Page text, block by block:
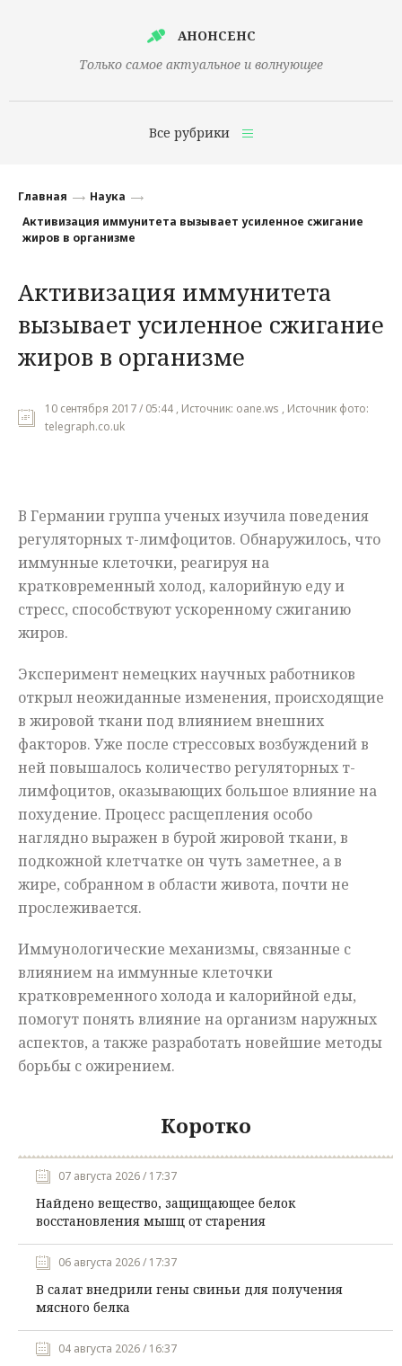
АНОНСЕНС
Только самое актуальное и волнующее
Все рубрики
Финансы
Наука
Культура
Общество
Мнения
Главная
Наука
Активизация иммунитета вызывает усиленное сжигание
жиров в организме
Активизация иммунитета
вызывает усиленное сжигание
жиров в организме
10 сентября 2017 / 05:44 , Источник: oane.ws , Источник фото:
telegraph.co.uk
В Германии группа ученых изучила поведения
регуляторных т-лимфоцитов. Обнаружилось, что
иммунные клеточки, реагируя на
кратковременный холод, калорийную еду и
стресс, способствуют ускоренному сжиганию
жиров.
Эксперимент немецких научных работников
открыл неожиданные изменения, происходящие
в жировой ткани под влиянием внешних
факторов. Уже после стрессовых возбуждений в
ней повышалось количество регуляторных т-
лимфоцитов, оказывающих большое влияние на
похудение. Процесс расщепления особо
наглядно выражен в бурой жировой ткани, в
подкожной клетчатке он чуть заметнее, а в
жире, собранном в области живота, почти не
прослеживается.
Иммунологические механизмы, связанные с
влиянием на иммунные клеточки
кратковременного холода и калорийной еды,
помогут понять влияние на организм наружных
аспектов, а также разработать новейшие методы
борьбы с ожирением.
Коротко
07 августа 2026 / 17:37
Найдено вещество, защищающее белок
восстановления мышц от старения
06 августа 2026 / 17:37
В салат внедрили гены свиньи для получения
мясного белка
04 августа 2026 / 16:37